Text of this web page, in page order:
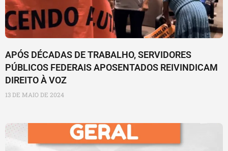
APÓS DÉCADAS DE TRABALHO, SERVIDORES
PÚBLICOS FEDERAIS APOSENTADOS REIVINDICAM
DIREITO À VOZ
13 DE MAIO DE 2024